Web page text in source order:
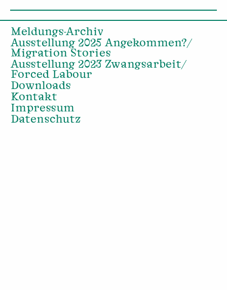
Meldungs-Archiv
Ausstellung 2025 Angekommen?/
Migration Stories
Ausstellung 2023 Zwangsarbeit/
Forced Labour
Downloads
Kontakt
Impressum
Datenschutz